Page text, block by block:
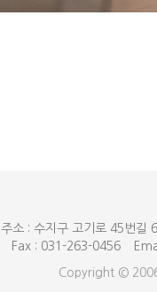
주소 : 수지구 고기로 45번길
Fax : 031-263-0456
Copyright ©